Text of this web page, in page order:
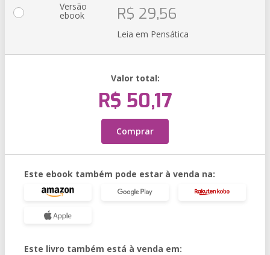
Versão
ebook R$ 29,56
Leia em Pensática
Valor total:
R$ 50,17
Comprar
Este ebook também pode estar à venda na:
Este livro também está à venda em: